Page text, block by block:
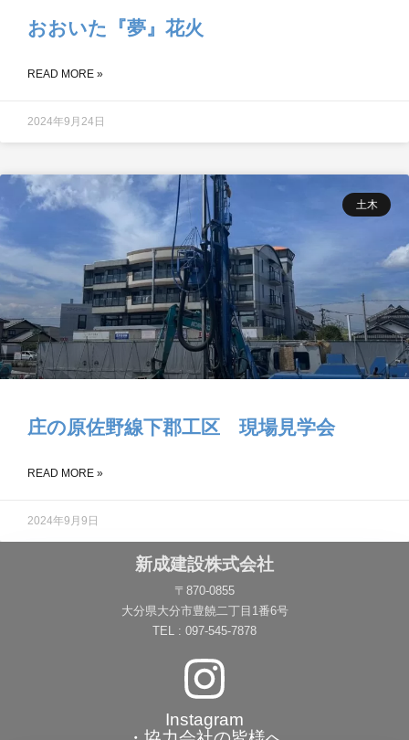
おおいた『夢』花火
READ MORE »
2024年9月24日
土木
庄の原佐野線下郡工区 現場見学会
READ MORE »
2024年9月9日
新成建設株式会社
〒870-0855
大分県大分市豊饒二丁目1番6号
TEL : 097-545-7878
Instagram